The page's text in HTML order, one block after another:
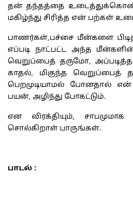
தன் தந்தத்தை
மகிழ்ந்து சிரித்த என் பற்கள்
பாணர்கள்,பச்சை மீன்களை
எப்படி நாட்பட்ட அந்த
வெறுப்பைத் தருமோ,
காதல், மிகுந்த வெறுப்பைத்
பெறமுடியாமல் போனதால்
பயன், அழிந்து போகட்டும்.
என விரக்தியும்,
சொல்கிறாள் பாருங்கள்.
பாடல் :